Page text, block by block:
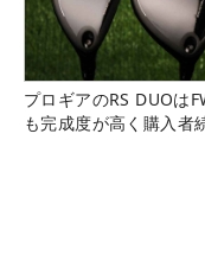
プロギアのRS DUOは
も完成度が高く購入者